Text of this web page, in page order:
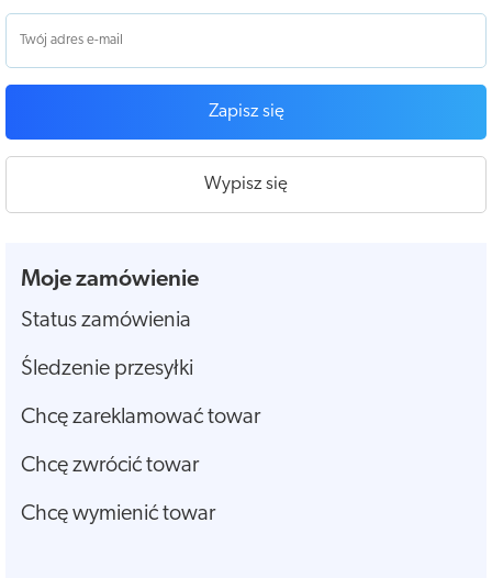
Zapisz się
Wypisz się
Moje zamówienie
Status zamówienia
Śledzenie przesyłki
Chcę zareklamować towar
Chcę zwrócić towar
Chcę wymienić towar